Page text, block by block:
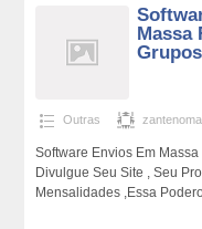
Massa
Outras
Software Envios Em
Divulgue Seu Site , Seu
Mensalidades ,Essa